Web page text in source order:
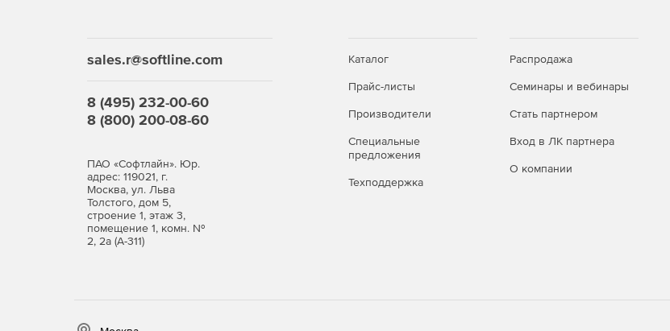
sales.r@softline.com
8 (495) 232-00-60
8 (800) 200-08-60
ПАО «Софтлайн». Юр.
адрес: 119021, г.
Москва, ул. Льва
Толстого, дом 5,
строение 1, этаж 3,
помещение 1, комн. №
2, 2а (А-311)
Каталог
Прайс-листы
Производители
Специальные
предложения
Техподдержка
Распродажа
Семинары и вебинары
Стать партнером
Вход в ЛК партнера
О компании